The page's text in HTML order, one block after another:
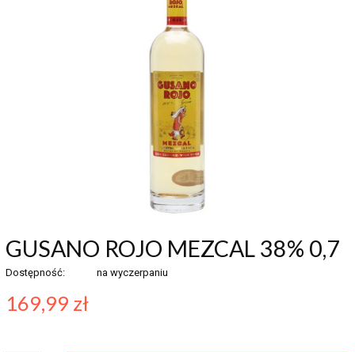
GUSANO ROJO MEZCAL 38% 0,7
Dostępność: na wyczerpaniu
169,99 zł